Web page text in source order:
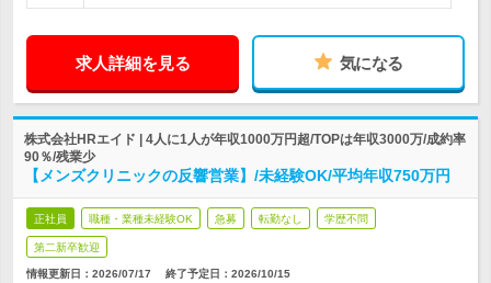
求人詳細を見る 気になる
株式会社HRエイド | 4人に1人が年収1000万円超/TOPは年収3000万/成約率
90％/残業少
【メンズクリニックの反響営業】/未経験OK/平均年収750万円
正社員 職種・業種未経験OK 急募 転勤なし 学歴不問
第二新卒歓迎
情報更新日：2026/07/17 終了予定日： 2026/10/15